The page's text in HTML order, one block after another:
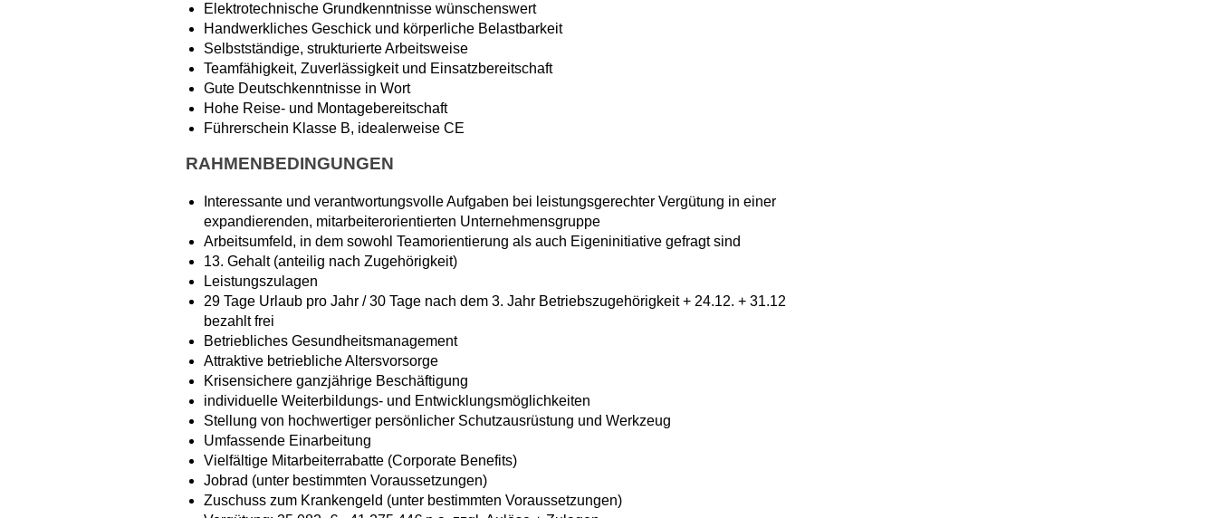
Elektrotechnische Grundkenntnisse wünschenswert
Handwerkliches Geschick und körperliche Belastbarkeit
Selbstständige, strukturierte Arbeitsweise
Teamfähigkeit, Zuverlässigkeit und Einsatzbereitschaft
Gute Deutschkenntnisse in Wort
Hohe Reise- und Montagebereitschaft
Führerschein Klasse B, idealerweise CE
RAHMENBEDINGUNGEN
Interessante und verantwortungsvolle Aufgaben bei leistungsgerechter Vergütung in einer
expandierenden, mitarbeiterorientierten Unternehmensgruppe
Arbeitsumfeld, in dem sowohl Teamorientierung als auch Eigeninitiative gefragt sind
13. Gehalt (anteilig nach Zugehörigkeit)
Leistungszulagen
29 Tage Urlaub pro Jahr / 30 Tage nach dem 3. Jahr Betriebszugehörigkeit + 24.12. + 31.12
bezahlt frei
Betriebliches Gesundheitsmanagement
Attraktive betriebliche Altersvorsorge
Krisensichere ganzjährige Beschäftigung
individuelle Weiterbildungs- und Entwicklungsmöglichkeiten
Stellung von hochwertiger persönlicher Schutzausrüstung und Werkzeug
Umfassende Einarbeitung
Vielfältige Mitarbeiterrabatte (Corporate Benefits)
Jobrad (unter bestimmten Voraussetzungen)
Zuschuss zum Krankengeld (unter bestimmten Voraussetzungen)